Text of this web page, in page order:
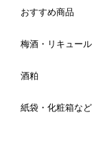
おすすめ商品
梅酒・リキュール
酒粕
紙袋・化粧箱など